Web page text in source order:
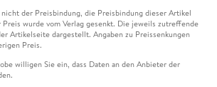
der Preisbindung, die Preisbindung dieser Artikel
wurde vom Verlag gesenkt. Die jeweils zutreffende
Artikelseite dargestellt. Angaben zu Preissenkungen
Preis.
willigen Sie ein, dass Daten an den Anbieter der